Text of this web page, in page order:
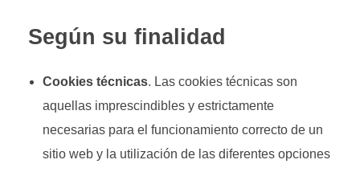
Según su finalidad
Cookies técnicas. Las cookies técnicas son
aquellas imprescindibles y estrictamente
necesarias para el funcionamiento correcto de un
sitio web y la utilización de las diferentes opciones